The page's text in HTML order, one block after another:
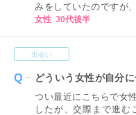
みをしていたのですが
かも！」と条件を付け
女性 30代後半
出会い
どういう女性が自分
つい最近にこちらで女
したが、交際まで進